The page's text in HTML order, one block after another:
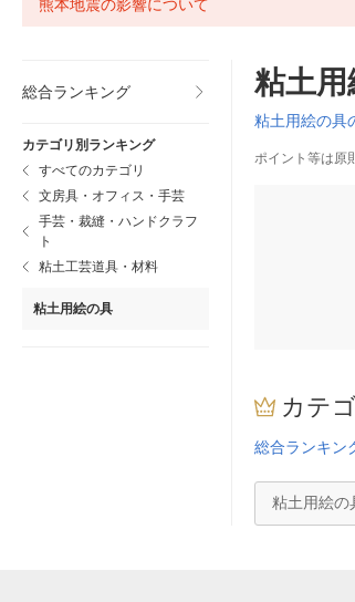
熊本地震の影響について
総合ランキング
カテゴリ別ランキング
すべてのカテゴリ
文房具・オフィス・手芸
手芸・裁縫・ハンドクラフ
ト
粘土工芸道具・材料
粘土用絵の具
粘土
粘土用絵の具
ポイント等は原
カテ
総合ランキン
粘土用絵の